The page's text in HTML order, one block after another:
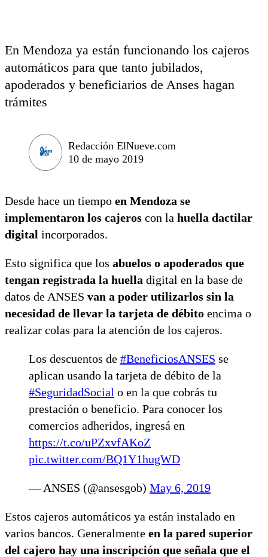
En Mendoza ya están funcionando los cajeros
automáticos para que tanto jubilados,
apoderados y beneficiarios de Anses hagan
trámites
Redacción ElNueve.com
10 de mayo 2019
Desde hace un tiempo en Mendoza se
implementaron los cajeros con la huella dactilar
digital incorporados.
Esto significa que los abuelos o apoderados que
tengan registrada la huella digital en la base de
datos de ANSES van a poder utilizarlos sin la
necesidad de llevar la tarjeta de débito encima o
realizar colas para la atención de los cajeros.
Los descuentos de #BeneficiosANSES se
aplican usando la tarjeta de débito de la
#SeguridadSocial o en la que cobrás tu
prestación o beneficio. Para conocer los
comercios adheridos, ingresá en
https://t.co/uPZxvfAKoZ
pic.twitter.com/BQ1Y1hugWD
— ANSES (@ansesgob) May 6, 2019
Estos cajeros automáticos ya están instalado en
varios bancos. Generalmente en la pared superior
del cajero hay una inscripción que señala que el